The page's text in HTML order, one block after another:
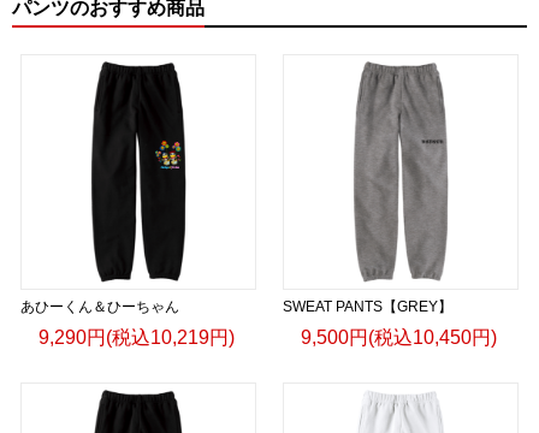
パンツのおすすめ商品
あひーくん＆ひーちゃん
9,290円(税込10,219円)
SWEAT PANTS【GREY】
9,500円(税込10,450円)